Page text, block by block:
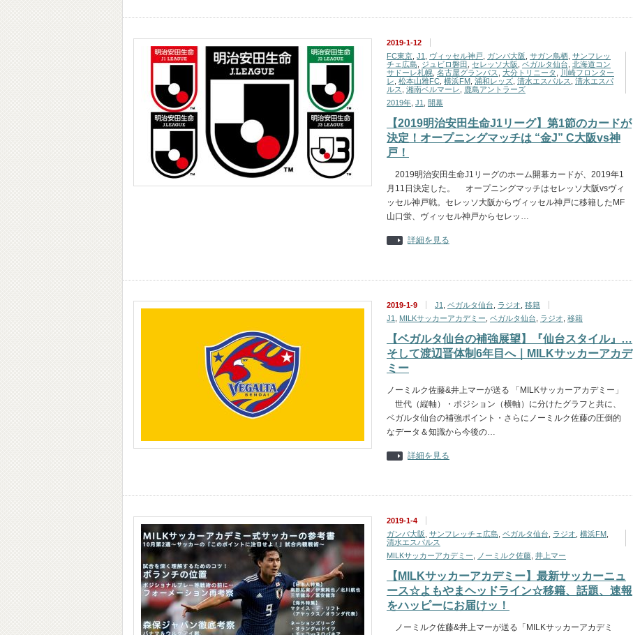
2019-1-12
FC東京 J1 ヴィッセル神戸 ガンバ大阪 サガン鳥栖 サンフレッ
チェ広島
ジュビロ磐田 セレッソ大阪 ベガルタ仙台 北海道コン
サドーレ札幌 名古屋グランパス 大分トリニータ
川崎フロンター
レ 松本山雅FC 横浜FM 浦和レッズ 清水エスパルス
清水エスパ
ルス
湘南ベルマーレ
鹿島アントラーズ
2019年 J1 開幕
【2019明治安田生命J1リーグ】第1節のカードが
決定！オープニングマッチは “金J” C大阪vs神
戸！
2019明治安田生命J1リーグのホーム開幕カードが、2019年1
月11日決定した。 オープニングマッチはセレッソ大阪vsヴィ
ッセル神戸戦。セレッソ大阪からヴィッセル神戸に移籍したMF
山口蛍、ヴィッセル神戸からセレッ…
詳細を見る
2019-1-9 J1 ベガルタ仙台 ラジオ 移籍
J1
MILKサッカーアカデミー ベガルタ仙台 ラジオ 移籍
【ベガルタ仙台の補強展望】『仙台スタイル』…
そして渡辺晋体制6年目へ｜MILKサッカーアカデ
ミー
ノーミルク佐藤&井上マーが送る 「MILKサッカーアカデミー」
世代（縦軸）・ポジション（横軸）に分けたグラフと共に、
ベガルタ仙台の補強ポイント・さらにノーミルク佐藤の圧倒的
なデータ＆知識から今後の…
詳細を見る
2019-1-4
ガンバ大阪 サンフレッチェ広島 ベガルタ仙台 ラジオ 横浜FM
清水エスパルス
MILKサッカーアカデミー
ノーミルク佐藤 井上マー
【MILKサッカーアカデミー】最新サッカーニュ
ース☆よもやまヘッドライン☆移籍、話題、速報
をハッピーにお届けッ！
ノーミルク佐藤&井上マーが送る「MILKサッカーアカデミ